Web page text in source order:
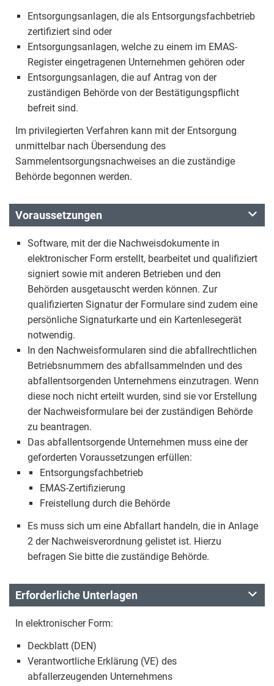
Entsorgungsanlagen, die als Entsorgungsfachbetrieb
zertifiziert sind oder
Entsorgungsanlagen, welche zu einem im EMAS-
Register eingetragenen Unternehmen gehören oder
Entsorgungsanlagen, die auf Antrag von der
zuständigen Behörde von der Bestätigungspflicht
befreit sind.
Im privilegierten Verfahren kann mit der Entsorgung
unmittelbar nach Übersendung des
Sammelentsorgungsnachweises an die zuständige
Behörde begonnen werden.
Voraussetzungen
Software, mit der die Nachweisdokumente in
elektronischer Form erstellt, bearbeitet und qualifiziert
signiert sowie mit anderen Betrieben und den
Behörden ausgetauscht werden können. Zur
qualifizierten Signatur der Formulare sind zudem eine
persönliche Signaturkarte und ein Kartenlesegerät
notwendig.
In den Nachweisformularen sind die abfallrechtlichen
Betriebsnummern des abfallsammelnden und des
abfallentsorgenden Unternehmens einzutragen. Wenn
diese noch nicht erteilt wurden, sind sie vor Erstellung
der Nachweisformulare bei der zuständigen Behörde
zu beantragen.
Das abfallentsorgende Unternehmen muss eine der
geforderten Voraussetzungen erfüllen:
Entsorgungsfachbetrieb
EMAS-Zertifizierung
Freistellung durch die Behörde
Es muss sich um eine Abfallart handeln, die in Anlage
2 der Nachweisverordnung gelistet ist. Hierzu
befragen Sie bitte die zuständige Behörde.
Erforderliche Unterlagen
In elektronischer Form:
Deckblatt (DEN)
Verantwortliche Erklärung (VE) des
abfallerzeugenden Unternehmens